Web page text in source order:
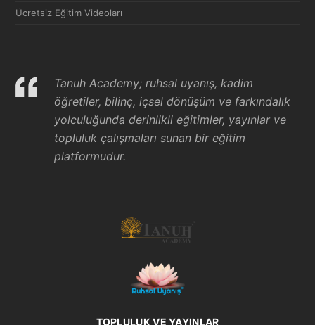
Ücretsiz Eğitim Videoları
Tanuh Academy; ruhsal uyanış, kadim
öğretiler, bilinç, içsel dönüşüm ve farkındalık
yolculuğunda derinlikli eğitimler, yayınlar ve
topluluk çalışmaları sunan bir eğitim
platformudur.
TOPLULUK VE YAYINLAR